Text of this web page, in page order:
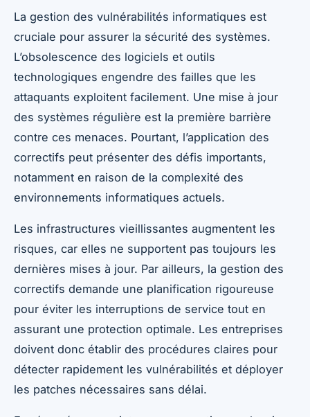
La gestion des vulnérabilités informatiques est
cruciale pour assurer la sécurité des systèmes.
L’obsolescence des logiciels et outils
technologiques engendre des failles que les
attaquants exploitent facilement. Une mise à jour
des systèmes régulière est la première barrière
contre ces menaces. Pourtant, l’application des
correctifs peut présenter des défis importants,
notamment en raison de la complexité des
environnements informatiques actuels.
Les infrastructures vieillissantes augmentent les
risques, car elles ne supportent pas toujours les
dernières mises à jour. Par ailleurs, la gestion des
correctifs demande une planification rigoureuse
pour éviter les interruptions de service tout en
assurant une protection optimale. Les entreprises
doivent donc établir des procédures claires pour
détecter rapidement les vulnérabilités et déployer
les patches nécessaires sans délai.